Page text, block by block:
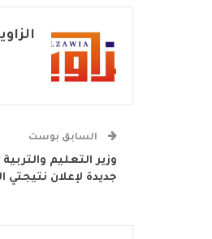
السابق بوست
وزير التعليم
جديدة لإعلان نتيجتي